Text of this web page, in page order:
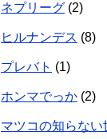
ネプリーグ (2)
ヒルナンデス (8)
プレバト (1)
ホンマでっか (2)
マツコの知らない